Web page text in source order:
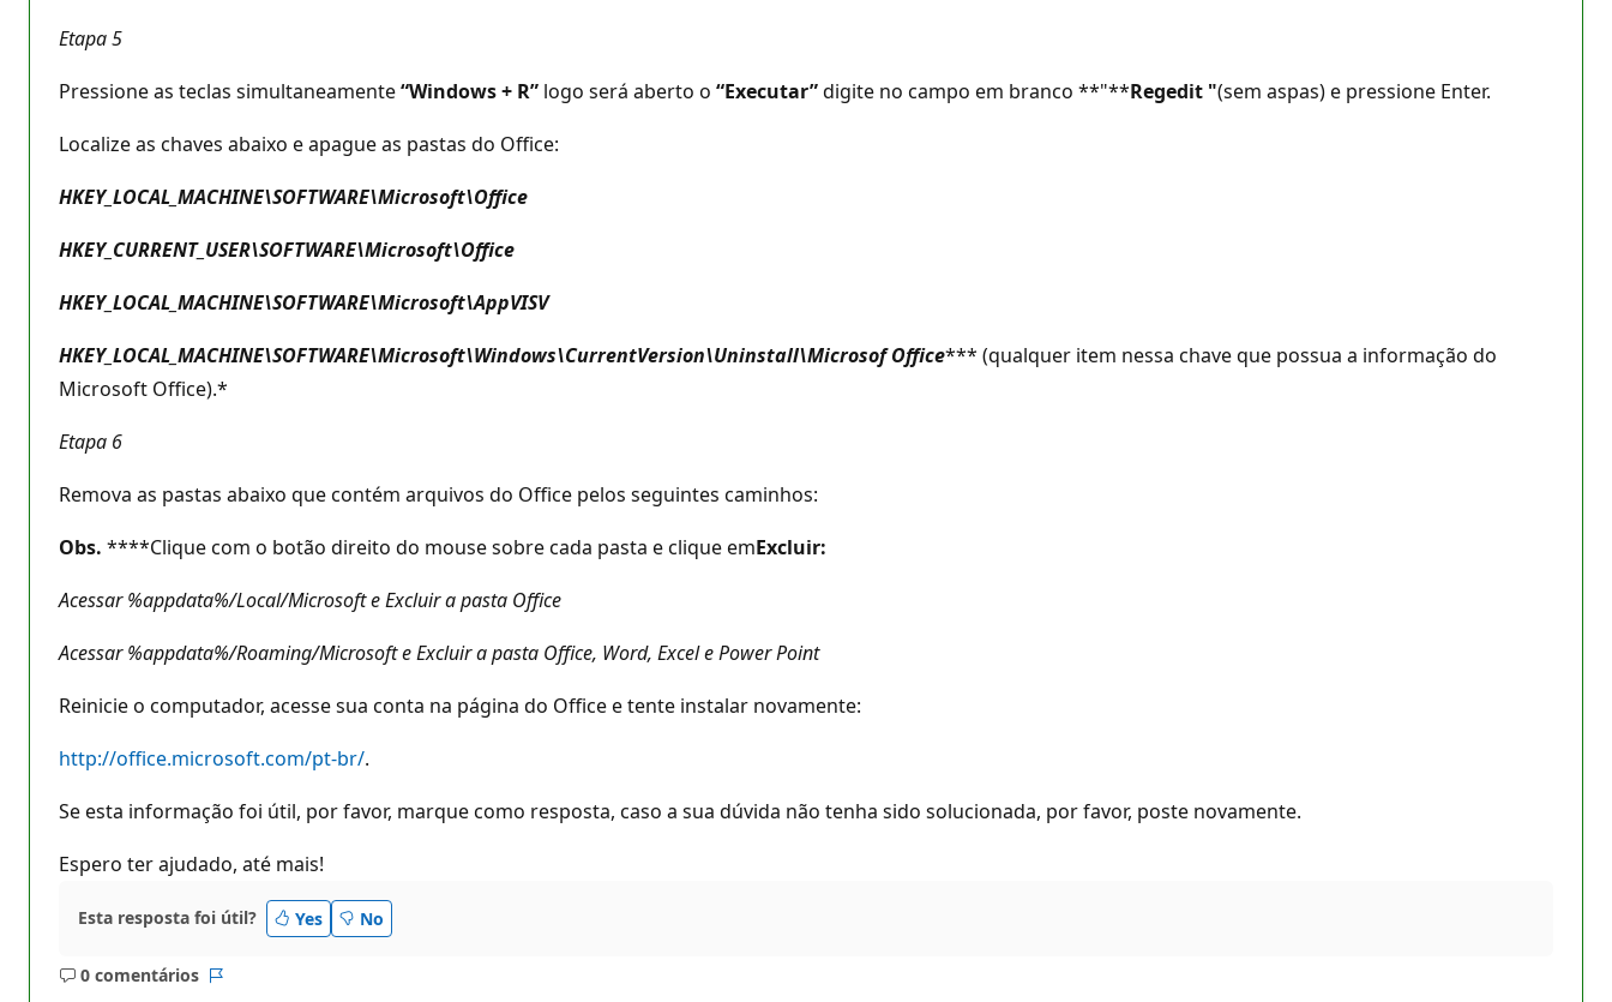
Etapa5
Pressione as teclas simultaneamente“Windows + R” logo será aberto o “Executar”digite no campo em branco **"**Regedit "(sem aspas) e pressione Enter.
Localize as chaves abaixo e apague as pastas do Office:
HKEY_LOCAL_MACHINE\SOFTWARE\Microsoft\Office
HKEY_CURRENT_USER\SOFTWARE\Microsoft\Office
HKEY_LOCAL_MACHINE\SOFTWARE\Microsoft\AppVISV
HKEY_LOCAL_MACHINE\SOFTWARE\Microsoft\Windows\CurrentVersion\Uninstall\Microsof Office*** (qualquer item nessa chave que possua a informação do
Microsoft Office).*
Etapa 6
Remova as pastas abaixo que contém arquivos do Office pelos seguintes caminhos:
Obs. ****Clique com o botão direito do mouse sobre cada pasta e clique emExcluir:
Acessar %appdata%/Local/Microsoft e Excluir a pasta Office
Acessar %appdata%/Roaming/Microsoft e Excluir a pasta Office, Word, Excel e Power Point
Reinicie o computador, acesse sua conta na página do Office e tente instalar novamente:
http://office.microsoft.com/pt-br/.
Se esta informação foi útil, por favor, marque como resposta, caso a sua dúvida não tenha sido solucionada, por favor, poste novamente.
Espero ter ajudado, até mais!
Esta resposta foi útil? Yes No
0 comentários
Sem